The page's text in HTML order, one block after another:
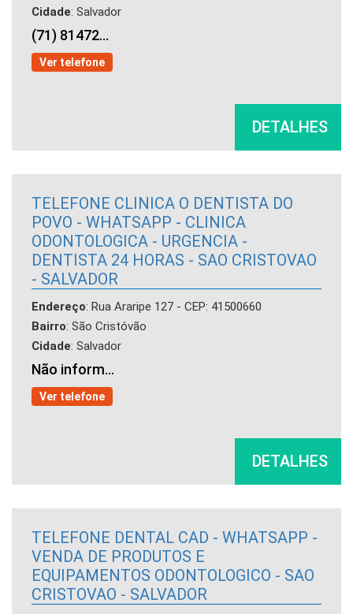
Cidade: Salvador
(71) 81472...
Ver telefone
DETALHES
TELEFONE CLINICA O DENTISTA DO
POVO - WHATSAPP - CLINICA
ODONTOLOGICA - URGENCIA -
DENTISTA 24 HORAS - SAO CRISTOVAO
- SALVADOR
Endereço: Rua Araripe 127 - CEP: 41500660
Bairro: São Cristóvão
Cidade: Salvador
Não inform...
Ver telefone
DETALHES
TELEFONE DENTAL CAD - WHATSAPP -
VENDA DE PRODUTOS E
EQUIPAMENTOS ODONTOLOGICO - SAO
CRISTOVAO - SALVADOR